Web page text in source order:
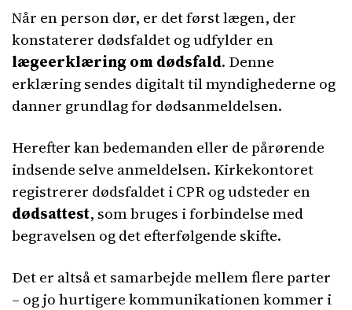
Når en person dør, er det først lægen, der
konstaterer dødsfaldet og udfylder en
lægeerklæring om dødsfald. Denne
erklæring sendes digitalt til myndighederne og
danner grundlag for dødsanmeldelsen.
Herefter kan bedemanden eller de pårørende
indsende selve anmeldelsen. Kirkekontoret
registrerer dødsfaldet i CPR og udsteder en
dødsattest, som bruges i forbindelse med
begravelsen og det efterfølgende skifte.
Det er altså et samarbejde mellem flere parter
– og jo hurtigere kommunikationen kommer i